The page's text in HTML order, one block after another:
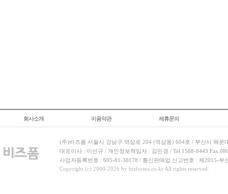
회사소개 이용약관 제휴문의
(주)비즈폼 서울시 강남구 역삼로 204 (역삼동) 604호 / 부산시 해운
대표이사 : 이선규 / 개인정보책임자 : 김민경 / Tel.1588-8443
사업자등록번호 : 605-81-38178 / 통신판매업 신고번호 : 제2015-부
Copyright (c) 2000-2026 by bizforms.co.kr All rights reserved.